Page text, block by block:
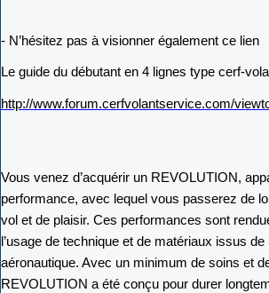
- N’hésitez pas à visionner également ce lien
Le guide du débutant en 4 lignes type cerf-
http://www.forum.cerfvolantservice.com/
Vous venez d’acquérir un REVOLUTION,
performance, avec lequel vous passerez de
vol et de plaisir. Ces performances sont
l’usage de technique et de matériaux issus
aéronautique. Avec un minimum de soins et
REVOLUTION a été conçu pour durer